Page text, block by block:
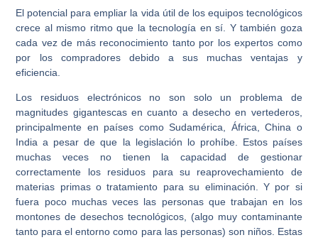
El potencial para empliar la vida útil de los equipos tecnológicos
crece al mismo ritmo que la tecnología en sí. Y también goza
cada vez de más reconocimiento tanto por los expertos como
por los compradores debido a sus muchas ventajas y
eficiencia.
Los residuos electrónicos no son solo un problema de
magnitudes gigantescas en cuanto a desecho en vertederos,
principalmente en países como Sudamérica, África, China o
India a pesar de que la legislación lo prohíbe. Estos países
muchas veces no tienen la capacidad de gestionar
correctamente los residuos para su reaprovechamiento de
materias primas o tratamiento para su eliminación. Y por si
fuera poco muchas veces las personas que trabajan en los
montones de desechos tecnológicos, (algo muy contaminante
tanto para el entorno como para las personas) son niños. Estas